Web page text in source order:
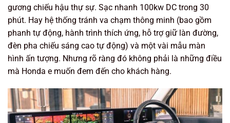
gương chiếu hậu thự sự. Sạc nhanh 100kw DC trong 30
phút. Hay hệ thống tránh va chạm thông minh (bao gồm
phanh tự động, hành trình thích ứng, hỗ trợ giữ làn đường,
đèn pha chiếu sáng cao tự động) và một vài mẫu màn
hình ấn tượng. Nhưng rõ ràng đó không phải là những điều
mà Honda e muốn đem đến cho khách hàng.